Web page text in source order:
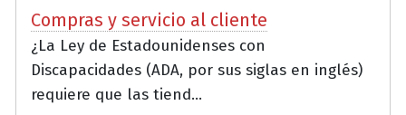
Compras y servicio al cliente
¿La Ley de Estadounidenses con
Discapacidades (ADA, por sus siglas en inglés)
requiere que las tiend...